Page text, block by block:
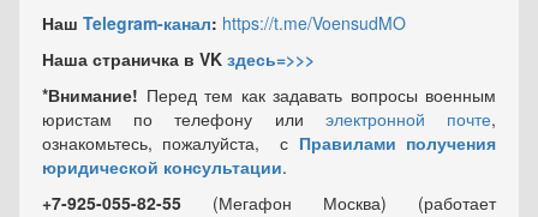
Наш Telegram-канал: https://t.me/VoensudMO
Наша страничка в VK здесь=>>>
*Внимание! Перед тем как задавать вопросы военным
юристам по телефону или электронной почте,
ознакомьтесь, пожалуйста, с Правилами получения
юридической консультации.
+7-925-055-82-55 (Мегафон Москва) (работает